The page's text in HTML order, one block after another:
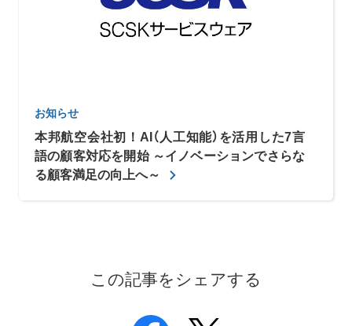
お知らせ
本邦航空会社初！AI（人工知能）を活用した7言
語の顧客対応を開始 ～イノベーションでさらな
る顧客満足の向上へ～
この記事をシェアする